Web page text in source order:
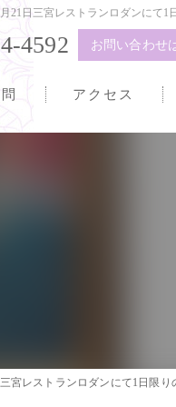
21日三宮レストランロダンにて1
4592 お問い合わせ
アクセス
宮レストランロダンにて1日限り